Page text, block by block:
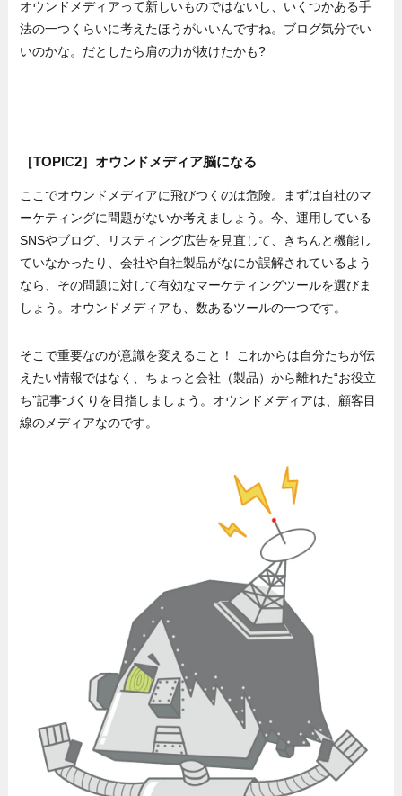
オウンドメディアって新しいものではないし、いくつかある手
法の一つくらいに考えたほうがいいんですね。ブログ気分でい
いのかな。だとしたら肩の力が抜けたかも?
［TOPIC2］オウンドメディア脳になる
ここでオウンドメディアに飛びつくのは危険。まずは自社のマ
ーケティングに問題がないか考えましょう。今、運用している
SNSやブログ、リスティング広告を見直して、きちんと機能し
ていなかったり、会社や自社製品がなにか誤解されているよう
なら、その問題に対して有効なマーケティングツールを選びま
しょう。オウンドメディアも、数あるツールの一つです。
そこで重要なのが意識を変えること！ これからは自分たちが伝
えたい情報ではなく、ちょっと会社（製品）から離れた“お役立
ち”記事づくりを目指しましょう。オウンドメディアは、顧客目
線のメディアなのです。